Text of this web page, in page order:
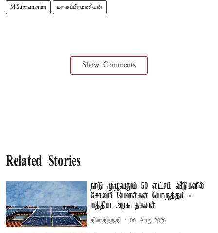
M.Subramanian மா.சுப்பிரமணியன்
Show Comments
Related Stories
நாடு முழுவதும் 50 லட்சம் வீடுகளில்
சோலார் பேனல்கள் பொருத்தம் -
மத்திய அரசு தகவல்
தினத்தந்தி 06 Aug 2026